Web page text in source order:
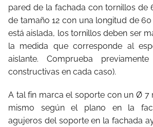
pared de la fachada con tornillos de
de tamaño 12 con una longitud de
está aislada, los tornillos deben ser
la medida que corresponde al
aislante. Comprueba
constructivas en cada caso).
A tal fin marca el soporte con un Ø 7
mismo según el plano en la
agujeros del soporte en la fachada